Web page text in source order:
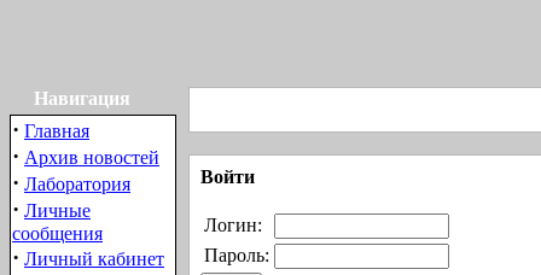
Навигация
· Главная
· Архив новостей
· Лаборатория
· Личные
сообщения
· Личный кабинет
Войти
Логин:
Пароль: